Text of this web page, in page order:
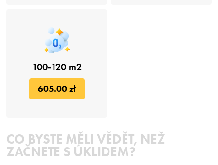
100-120 m2
605.00 zł
CO BYSTE MĚLI VĚDĚT, NEŽ
ZAČNETE S ÚKLIDEM?